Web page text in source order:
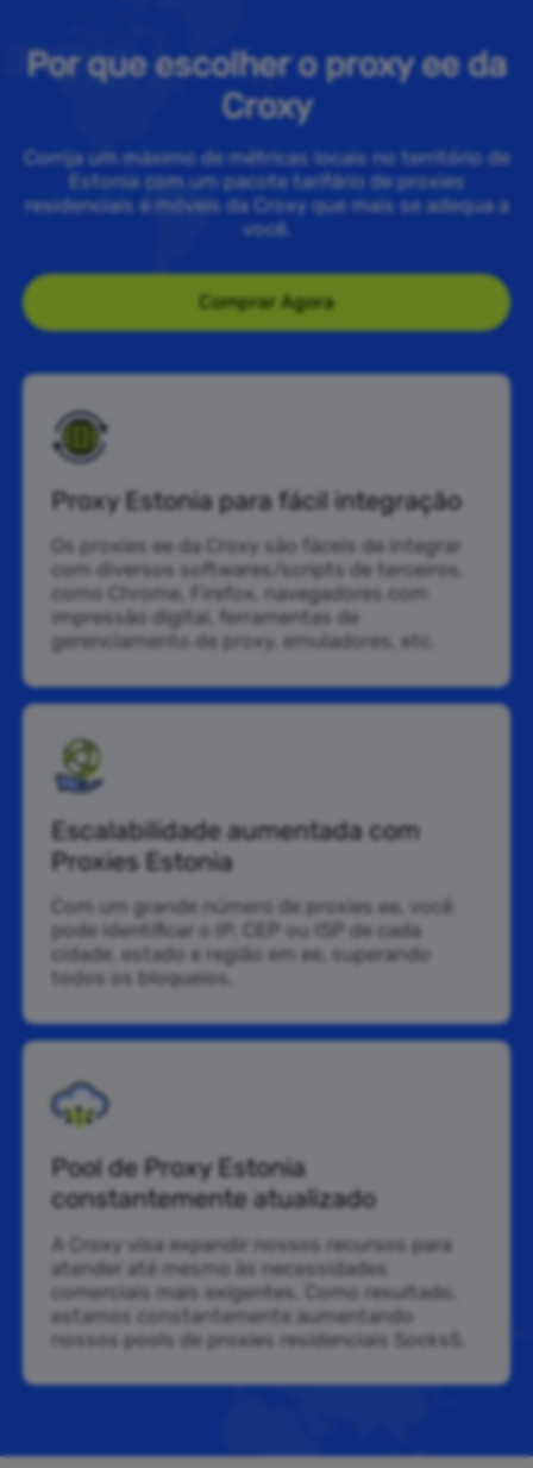
Por que escolher o proxy ee da
Croxy
Corrija um máximo de métricas locais no território de
Estonia com um pacote tarifário de proxies
residenciais e móveis da Croxy que mais se adequa a
você.
Comprar Agora
Proxy Estonia para fácil integração
Os proxies ee da Croxy são fáceis de integrar
com diversos softwares/scripts de terceiros,
como Chrome, Firefox, navegadores com
impressão digital, ferramentas de
gerenciamento de proxy, emuladores, etc.
Escalabilidade aumentada com
Proxies Estonia
Com um grande número de proxies ee, você
pode identificar o IP, CEP ou ISP de cada
cidade, estado e região em ee, superando
todos os bloqueios.
Pool de Proxy Estonia
constantemente atualizado
A Croxy visa expandir nossos recursos para
atender até mesmo às necessidades
comerciais mais exigentes. Como resultado,
estamos constantemente aumentando
nossos pools de proxies residenciais Socks5.